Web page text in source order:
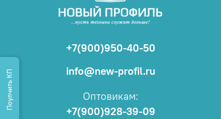
+7(900)950-40-50
info@new-profil.ru
Оптовикам:
+7(900)928-39-09
Поулчить КП